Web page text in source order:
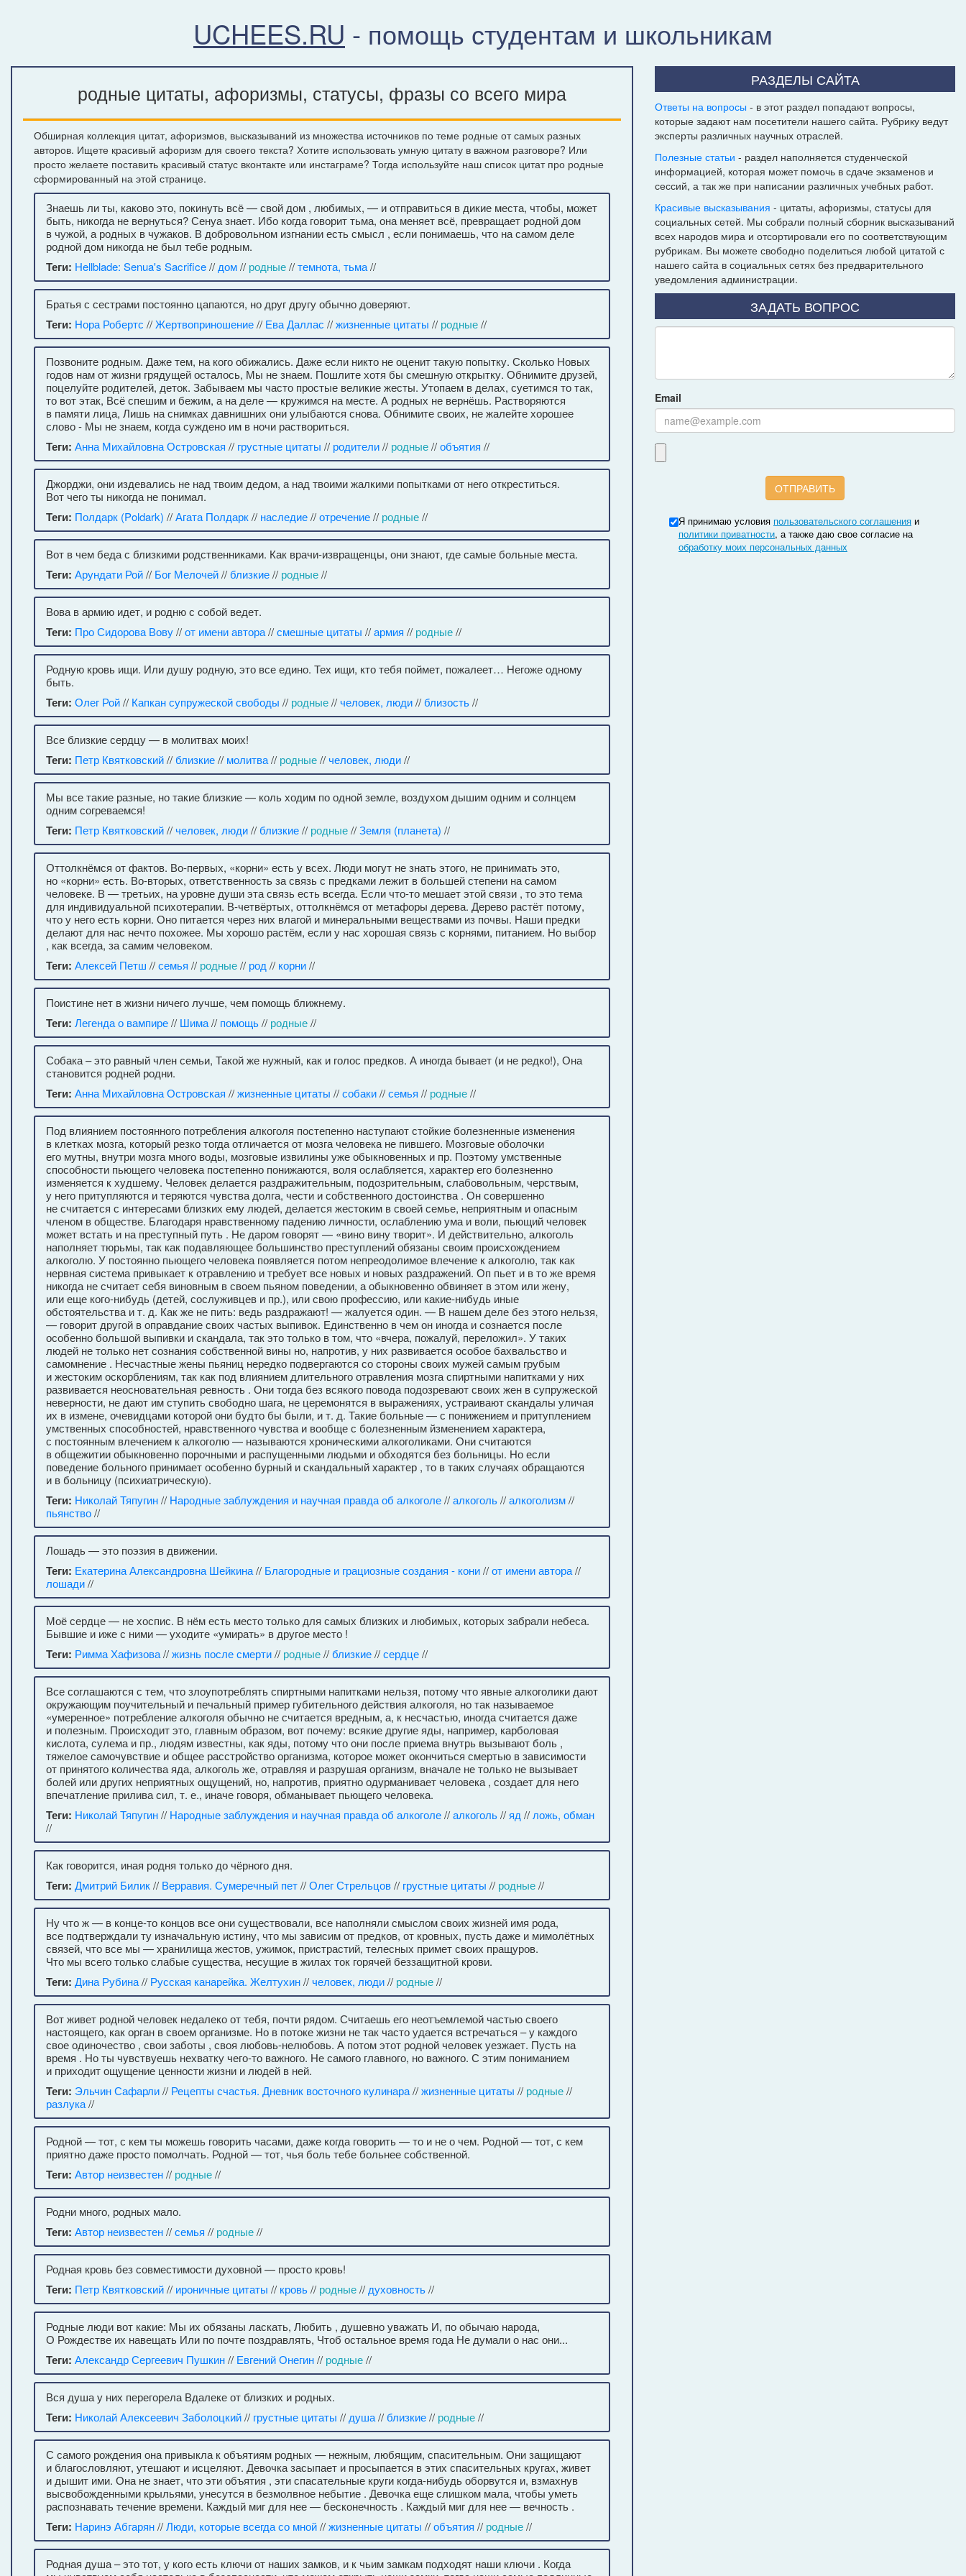
UCHEES.RU - помощь студентам и школьникам
родные цитаты, афоризмы, статусы, фразы со всего мира
Обширная коллекция цитат, афоризмов, высказываний из множества источников по теме родные от самых разных
авторов. Ищете красивый афоризм для своего текста? Хотите использовать умную цитату в важном разговоре? Или
просто желаете поставить красивый статус вконтакте или инстаграме? Тогда используйте наш список цитат про родные
сформированный на этой странице.
Знаешь ли ты, каково это, покинуть всё — свой дом , любимых, — и отправиться в дикие места, чтобы, может
быть, никогда не вернуться? Сенуа знает. Ибо когда говорит тьма, она меняет всё, превращает родной дом
в чужой, а родных в чужаков. В добровольном изгнании есть смысл , если понимаешь, что на самом деле
родной дом никогда не был тебе родным.
Теги: Hellblade: Senua's Sacrifice// дом// родные//темнота, тьма//
Братья с сестрами постоянно цапаются, но друг другу обычно доверяют.
Теги: Нора Робертс //Жертвоприношение// Ева Даллас //жизненные цитаты // родные//
Позвоните родным. Даже тем, на кого обижались. Даже если никто не оценит такую попытку. Сколько Новых
годов нам от жизни грядущей осталось, Мы не знаем. Пошлите хотя бы смешную открытку. Обнимите друзей,
поцелуйте родителей, деток. Забываем мы часто простые великие жесты. Утопаем в делах, суетимся то так,
то вот этак, Всё спешим и бежим, а на деле — кружимся на месте. А родных не вернёшь. Растворяются
в памяти лица, Лишь на снимках давнишних они улыбаются снова. Обнимите своих, не жалейте хорошее
слово - Мы не знаем, когда суждено им в ночи раствориться.
Теги: Анна Михайловна Островская // грустные цитаты // родители// родные//объятия //
Джорджи, они издевались не над твоим дедом, а над твоими жалкими попытками от него откреститься.
Вот чего ты никогда не понимал.
Теги: Полдарк (Poldark) //Агата Полдарк// наследие//отречение// родные//
Вот в чем беда с близкими родственниками. Как врачи-извращенцы, они знают, где самые больные места.
Теги: Арундати Рой// Бог Мелочей//близкие// родные//
Вова в армию идет, и родню с собой ведет.
Теги: Про Сидорова Вову//от имени автора//смешные цитаты //армия // родные//
Родную кровь ищи. Или душу родную, это все едино. Тех ищи, кто тебя поймет, пожалеет… Негоже одному
быть.
Теги: Олег Рой// Капкан супружеской свободы // родные//человек, люди//близость//
Все близкие сердцу — в молитвах моих!
Теги: Петр Квятковский//близкие// молитва// родные//человек, люди//
Мы все такие разные, но такие близкие — коль ходим по одной земле, воздухом дышим одним и солнцем
одним согреваемся!
Теги: Петр Квятковский//человек, люди//близкие// родные//Земля (планета) //
Оттолкнёмся от фактов. Во-первых, «корни» есть у всех. Люди могут не знать этого, не принимать это,
но «корни» есть. Во-вторых, ответственность за связь с предками лежит в большей степени на самом
человеке. В — третьих, на уровне души эта связь есть всегда. Если что-то мешает этой связи , то это тема
для индивидуальной психотерапии. В-четвёртых, оттолкнёмся от метафоры дерева. Дерево растёт потому,
что у него есть корни. Оно питается через них влагой и минеральными веществами из почвы. Наши предки
делают для нас нечто похожее. Мы хорошо растём, если у нас хорошая связь с корнями, питанием. Но выбор
, как всегда, за самим человеком.
Теги: Алексей Петш //семья // родные// род // корни//
Поистине нет в жизни ничего лучше, чем помощь ближнему.
Теги: Легенда о вампире// Шима// помощь// родные//
Собака – это равный член семьи, Такой же нужный, как и голос предков. А иногда бывает (и не редко!), Она
становится родней родни.
Теги: Анна Михайловна Островская //жизненные цитаты //собаки//семья // родные//
Под влиянием постоянного потребления алкоголя постепенно наступают стойкие болезненные изменения
в клетках мозга, который резко тогда отличается от мозга человека не пившего. Мозговые оболоч­ки
его мутны, внутри мозга много воды, мозговые извилины уже обык­новенных и пр. Поэтому умственные
способности пьющего человека по­степенно понижаются, воля ослабляется, характер его болезненно
изменяется к худшему. Человек делается раздражительным, подозрительным, слабовольным, черствым,
у него притупляются и теряются чувства долга, чести и собственного достоинства . Он совершенно
не считается с интересами близких ему людей, делается жестоким в своей семье, неприятным и опасным
членом в обществе. Благодаря нравственному падению личности, ослаблению ума и воли, пьющий человек
может встать и на преступный путь . Не даром говорят — «вино вину творит». И действительно, алкоголь
наполняет тюрьмы, так как подавляющее большинство преступлений обязаны своим про­исхождением
алкоголю. У постоянно пьющего человека появляется потом непреодолимое влечение к алкоголю, так как
нервная система привыкает к отравлению и требует все новых и новых раздражений. Оп пьет и в то же время
никогда не считает себя виновным в своем пьяном поведении, а обыкновенно обвиняет в этом или жену,
или еще кого-нибудь (детей, сослуживцев и пр.), или свою профессию, или какие-нибудь иные
обстоятельства и т. д. Как же не пить: ведь раздражают! — жалуется один. — В нашем деле без этого нельзя,
— говорит другой в оправ­дание своих частых выпивок. Единственно в чем он иногда и сознается после
особенно большой выпивки и скандала, так это только в том, что «вчера, пожалуй, пе­реложил». У таких
людей не только нет сознания собственной вины но, напротив, у них развивается особое бахвальство и
самомнение . Несчастные жены пьяниц нередко подвергаются со стороны своих мужей самым грубым
и жестоким оскорблениям, так как под влиянием длительного отравления мозга спиртными напитками у них
развивается неосновательная ревность . Они тогда без всякого повода подозревают своих жен в супружеской
неверности, не дают им ступить свободно шага, не церемонятся в выражениях, устраивают скандалы уличая
их в измене, очевидцами которой они будто бы были, и т. д. Такие больные — с понижением и притуплением
умственных способностей, нравственного чувства и вообще с болезненным йзменением характера,
с постоянным влечением к алкоголю — называются хроническими алкоголиками. Они считаются
в общежитии обыкновенно порочными и распущенными людьми и обходятся без больницы. Но если
поведение больного принимает особенно бурный и скандальный характер , то в таких случаях обращаются
и в больницу (психиатрическую).
Теги: Николай Тяпугин// Народные заблуждения и научная правда об алкоголе//алкоголь//алкоголизм//
пьянство//
Лошадь — это поэзия в движении.
Теги: Екатерина Александровна Шейкина// Благородные и грациозные создания - кони//от имени автора//
лошади//
Моё сердце — не хоспис. В нём есть место только для самых близких и любимых, которых забрали небеса.
Бывшие и иже с ними — уходите «умирать» в другое место !
Теги: Римма Хафизова//жизнь после смерти// родные//близкие//сердце//
Все соглашаются с тем, что злоупотреблять спиртными напитками нельзя, потому что явные алкоголики дают
окружающим поучительный и печальный пример губительного действия алкоголя, но так называемое
«умеренное» потребление алкоголя обычно не считается вредным, а, к несчастью, иногда считается даже
и полезным. Происходит это, главным образом, вот почему: всякие другие яды, например, карболовая
кислота, сулема и пр., людям известны, как яды, потому что они после приема внутрь вызывают боль ,
тяжелое самочувствие и общее расстройство организма, которое может окончиться смертью в зависимости
от принятого количества яда, алкоголь же, отравляя и разрушая организм, вначале не только не вызывает
болей или других неприятных ощущений, но, напротив, приятно одурманивает человека , создает для него
впечатление прилива сил, т. е., иначе говоря, обманывает пьющего человека.
Теги: Николай Тяпугин// Народные заблуждения и научная правда об алкоголе//алкоголь//яд // ложь, обман
//
Как говорится, иная родня только до чёрного дня.
Теги: Дмитрий Билик// Верравия. Сумеречный пет//Олег Стрельцов// грустные цитаты // родные//
Ну что ж — в конце-то концов все они существовали, все наполняли смыслом своих жизней имя рода,
все подтверждали ту изначальную истину, что мы зависим от предков, от кровных, пусть даже и мимолётных
связей, что все мы — хранилища жестов, ужимок, пристрастий, телесных примет своих пращуров.
Что мы всего только слабые существа, несущие в жилах ток горячей беззащитной крови.
Теги: Дина Рубина// Русская канарейка. Желтухин//человек, люди// родные//
Вот живет родной человек недалеко от тебя, почти рядом. Считаешь его неотъемлемой частью своего
настоящего, как орган в своем организме. Но в потоке жизни не так часто удается встречаться – у каждого
свое одиночество , свои заботы , своя любовь-нелюбовь. А потом этот родной человек уезжает. Пусть на
время . Но ты чувствуешь нехватку чего-то важного. Не самого главного, но важного. С этим пониманием
и приходит ощущение ценности жизни и людей в ней.
Теги: Эльчин Сафарли// Рецепты счастья. Дневник восточного кулинара//жизненные цитаты // родные//
разлука//
Родной — тот, с кем ты можешь говорить часами, даже когда говорить — то и не о чем. Родной — тот, с кем
приятно даже просто помолчать. Родной — тот, чья боль тебе больнее собственной.
Теги: Автор неизвестен// родные//
Родни много, родных мало.
Теги: Автор неизвестен//семья // родные//
Родная кровь без совместимости духовной — просто кровь!
Теги: Петр Квятковский// ироничные цитаты // кровь// родные// духовность//
Родные люди вот какие: Мы их обязаны ласкать, Любить , душевно уважать И, по обычаю народа,
О Рождестве их навещать Или по почте поздравлять, Чтоб остальное время года Не думали о нас они...
Теги: Александр Сергеевич Пушкин// Евгений Онегин// родные//
Вся душа у них перегорела Вдалеке от близких и родных.
Теги: Николай Алексеевич Заболоцкий// грустные цитаты // душа//близкие// родные//
С самого рождения она привыкла к объятиям родных — нежным, любящим, спасительным. Они защищают
и благословляют, утешают и исцеляют. Девочка засыпает и просыпается в этих спасительных кругах, живет
и дышит ими. Она не знает, что эти объятия , эти спасательные круги когда-нибудь оборвутся и, взмахнув
высвобожденными крыльями, унесутся в безмолвное небытие . Девочка еще слишком мала, чтобы уметь
распознавать течение времени. Каждый миг для нее — бесконечность . Каждый миг для нее — вечность .
Теги: Наринэ Абгарян//Люди, которые всегда со мной//жизненные цитаты //объятия // родные//
Родная душа – это тот, у кого есть ключи от наших замков, и к чьим замкам подходят наши ключи . Когда
РАЗДЕЛЫ САЙТА
Ответы на вопросы - в этот раздел попадают вопросы,
которые задают нам посетители нашего сайта. Рубрику ведут
эксперты различных научных отраслей.
Полезные статьи - раздел наполняется студенческой
информацией, которая может помочь в сдаче экзаменов и
сессий, а так же при написании различных учебных работ.
Красивые высказывания - цитаты, афоризмы, статусы для
социальных сетей. Мы собрали полный сборник высказываний
всех народов мира и отсортировали его по соответствующим
рубрикам. Вы можете свободно поделиться любой цитатой с
нашего сайта в социальных сетях без предварительного
уведомления администрации.
ЗАДАТЬ ВОПРОС
Email
Я принимаю условия пользовательского соглашения и
политики приватности, а также даю свое согласие на
обработку моих персональных данных